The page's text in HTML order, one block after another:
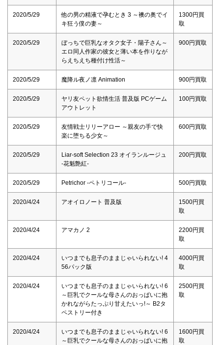
2020/5/29
他の男の精液で孕むとき 3 ～襖の奥でイ
キ狂う僕の妻～
1300円買
取
2020/5/29
ぼっちで巨乳なオタク女子・陽子さん～
エロ同人作家の彼女と薄い本を作りなが
らえちえち種付け性活～
900円買取
2020/5/29 魔降ル夜ノ凛 Animation 900円買取
2020/5/29
ヤリ友ペット欲情生活 普及版 PCゲーム
アウトレット
100円買取
2020/5/29
友情戦士リリーアロー ～親友の手で快
楽に堕ちる少女～
600円買取
2020/5/29
Liar-soft Selection 23 オイランルージュ
-花魁艶紅-
200円買取
2020/5/29 Petrichor -ペトリコール- 500円買取
2020/4/24 アオイロノート 普及版
1500円買
取
2020/4/24 アマカノ 2
2200円買
取
2020/4/24
いつまでも息子のままじゃいられない! 4
56パック版
4000円買
取
2020/4/24
いつまでも息子のままじゃいられない! 6
～巨乳でクールな母さんのおっぱいに抱
かれながらたっぷり甘えたいっ!～ B2タ
ペストリー付き
2500円買
取
2020/4/24
いつまでも息子のままじゃいられない! 6
～巨乳でクールな母さんのおっぱいに抱
1600円買
取